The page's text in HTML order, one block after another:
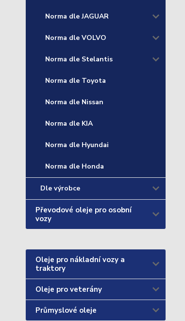
Norma dle JAGUAR
Norma dle VOLVO
Norma dle Stelantis
Norma dle Toyota
Norma dle Nissan
Norma dle KIA
Norma dle Hyundai
Norma dle Honda
Dle výrobce
Převodové oleje pro osobní
vozy
Oleje pro nákladní vozy a
traktory
Oleje pro veterány
Průmyslové oleje